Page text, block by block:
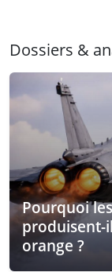
Dossiers &
Pourquoi
produisent-
orange ?